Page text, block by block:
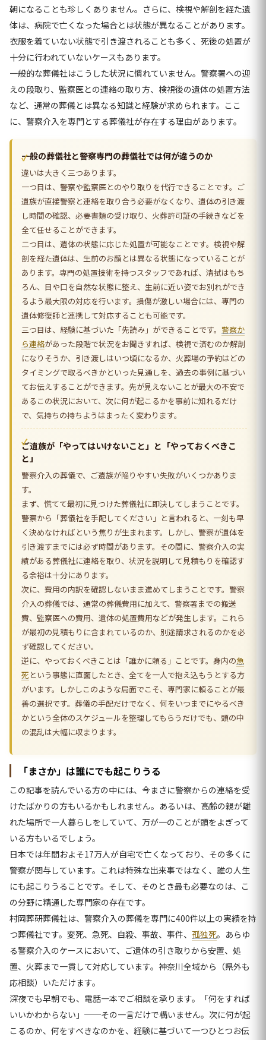
朝になることも珍しくありません。さらに、検視や解剖を経た遺
体は、病院で亡くなった場合とは状態が異なることがあります。
衣服を着ていない状態で引き渡されることも多く、死後の処置が
十分に行われていないケースもあります。
一般的な葬儀社はこうした状況に慣れていません。警察署への迎
えの段取り、監察医との連絡の取り方、検視後の遺体の処置方法
など、通常の葬儀とは異なる知識と経験が求められます。ここ
に、警察介入を専門とする葬儀社が存在する理由があります。
一般の葬儀社と警察専門の葬儀社では何が違うのか
違いは大きく三つあります。
一つ目は、警察や監察医とのやり取りを代行できることです。ご
遺族が直接警察と連絡を取り合う必要がなくなり、遺体の引き渡
し時間の確認、必要書類の受け取り、火葬許可証の手続きなどを
全て任せることができます。
二つ目は、遺体の状態に応じた処置が可能なことです。検視や解
剖を経た遺体は、生前のお顔とは異なる状態になっていることが
あります。専門の処置技術を持つスタッフであれば、清拭はもち
ろん、目や口を自然な状態に整え、生前に近い姿でお別れができ
るよう最大限の対応を行います。損傷が激しい場合には、専門の
遺体修復師と連携して対応することも可能です。
三つ目は、経験に基づいた「先読み」ができることです。 警察か
ら連絡があった段階で状況をお聞きすれば、検視で済むのか解剖
になりそうか、引き渡しはいつ頃になるか、火葬場の予約はどの
タイミングで取るべきかといった見通しを、過去の事例に基づい
てお伝えすることができます。先が見えないことが最大の不安で
あるこの状況において、次に何が起こるかを事前に知れるだけ
で、気持ちの持ちようはまったく変わります。
ご遺族が「やってはいけないこと」と「やっておくべきこ
と」
警察介入の葬儀で、ご遺族が陥りやすい失敗がいくつかありま
す。
まず、慌てて最初に見つけた葬儀社に即決してしまうことです。
警察から「葬儀社を手配してください」と言われると、一刻も早
く決めなければという焦りが生まれます。しかし、警察が遺体を
引き渡すまでには必ず時間があります。その間に、警察介入の実
績がある葬儀社に連絡を取り、状況を説明して見積もりを確認す
る余裕は十分にあります。
次に、費用の内訳を確認しないまま進めてしまうことです。警察
介入の葬儀では、通常の葬儀費用に加えて、警察署までの搬送
費、監察医への費用、遺体の処置費用などが発生します。これら
が最初の見積もりに含まれているのか、別途請求されるのかを必
ず確認してください。
逆に、やっておくべきことは「誰かに頼る」ことです。身内の急
死 という事態に直面したとき、全てを一人で抱え込もうとする方
がいます。しかしこのような局面でこそ、専門家に頼ることが最
善の選択です。葬儀の手配だけでなく、何をいつまでにやるべき
かという全体のスケジュールを整理してもらうだけでも、頭の中
の混乱は大幅に収まります。
「まさか」は誰にでも起こりうる
この記事を読んでいる方の中には、今まさに警察からの連絡を受
けたばかりの方もいるかもしれません。あるいは、高齢の親が離
れた場所で一人暮らしをしていて、万が一のことが頭をよぎって
いる方もいるでしょう。
日本では年間およそ17万人が自宅で亡くなっており、その多くに
警察が関与しています。これは特殊な出来事ではなく、誰の人生
にも起こりうることです。そして、そのとき最も必要なのは、こ
の分野に精通した専門家の存在です。
村岡葬研葬儀社は、警察介入の葬儀を専門に400件以上の実績を持
つ葬儀社です。変死、急死、自殺、事故、事件、 孤独死。あらゆ
る警察介入のケースにおいて、ご遺体の引き取りから安置、処
置、火葬まで一貫して対応しています。神奈川全域から（県外も
応相談）いただけます。
深夜でも早朝でも、電話一本でご相談を承ります。「何をすれば
いいかわからない」──その一言だけで構いません。次に何が起
こるのか、何をすべきなのかを、経験に基づいて一つひとつお伝